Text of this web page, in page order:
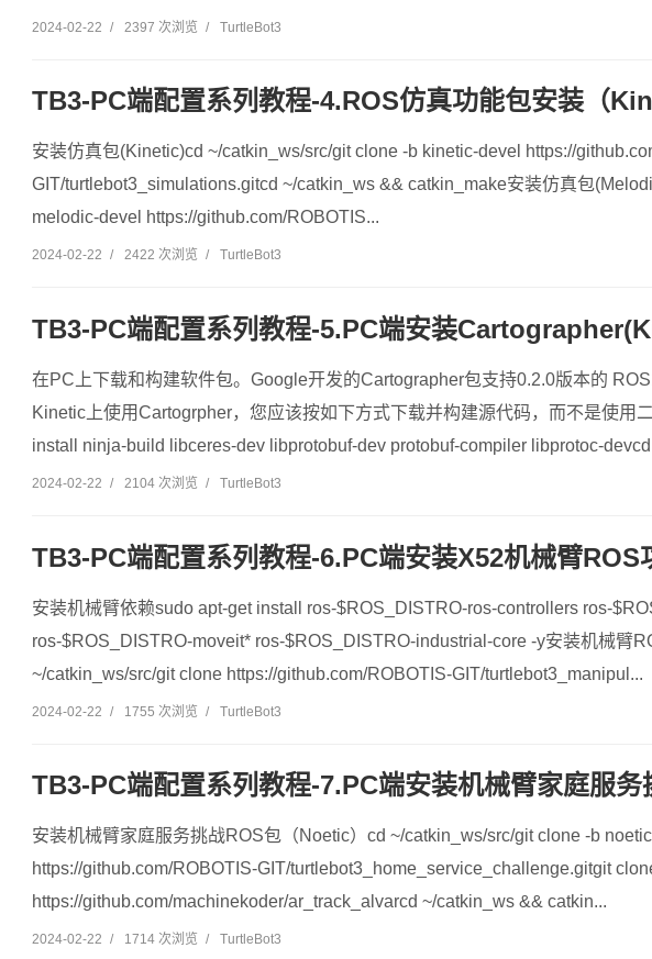
2024-02-22 / 2397 次浏览 / TurtleBot3
TB3-PC端配置系列教程-4.ROS仿真功能包安装（
安装仿真包(Kinetic)cd ~/catkin_ws/src/git clone -b kinetic-devel https://
GIT/turtlebot3_simulations.gitcd ~/catkin_ws && catkin_make安装仿真包
melodic-devel https://github.com/ROBOTIS...
2024-02-22 / 2422 次浏览 / TurtleBot3
TB3-PC端配置系列教程-5.PC端安装
在PC上下载和构建软件包。Google开发的Cartographer包支持0.2.0版本的
Kinetic上使用Cartogrpher，您应该按如下方式下载并构建源代码，而不是使用
install ninja-build libceres-dev libprotobuf-dev protobuf-compiler libprotoc-
2024-02-22 / 2104 次浏览 / TurtleBot3
TB3-PC端配置系列教程-6.PC端安装X52机械臂
安装机械臂依赖sudo apt-get install ros-$ROS_DISTRO-ros-controllers ros-
ros-$ROS_DISTRO-moveit* ros-$ROS_DISTRO-industrial-core -y安装机械臂
~/catkin_ws/src/git clone https://github.com/ROBOTIS-GIT/turtlebot3_manipul...
2024-02-22 / 1755 次浏览 / TurtleBot3
TB3-PC端配置系列教程-7.PC端安装机械臂家庭服务
安装机械臂家庭服务挑战ROS包（Noetic）cd ~/catkin_ws/src/git clone -b
https://github.com/ROBOTIS-GIT/turtlebot3_home_service_challenge.gitgit
https://github.com/machinekoder/ar_track_alvarcd ~/catkin_ws && catkin...
2024-02-22 / 1714 次浏览 / TurtleBot3